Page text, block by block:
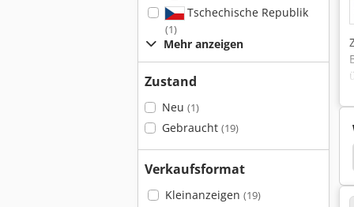
Tschechische Republik
(1)
Mehr anzeigen
Zustand
Neu (1)
Gebraucht (19)
Verkaufsformat
Kleinanzeigen (19)